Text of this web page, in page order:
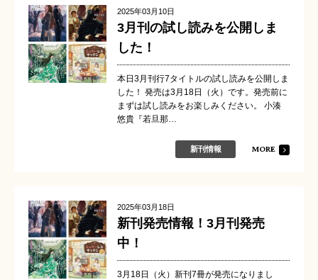
2025年03月10日
3月刊の試し読みを公開しま
した！
本日3月刊行7タイトルの試し読みを公開しま
した！ 発売は3月18日（火）です。発売前に
まずは試し読みをお楽しみください。 小湊
悠貴『若旦那…
新刊情報 MORE
2025年03月18日
新刊発売情報！3月刊発売
中！
3月18日（火）新刊7冊が発売になりまし